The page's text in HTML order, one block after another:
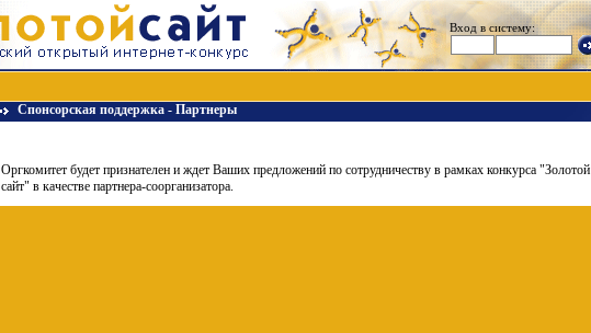
Вход в систему:
Спонсорская поддержка - Партнеры
Оргкомитет будет признателен и ждет Ваших предложений по сотрудничеству в рамках конкурса "Золотой
сайт" в качестве партнера-соорганизатора.